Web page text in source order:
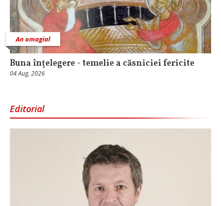
An omagial
Buna înțelegere - temelie a căsniciei fericite
04 Aug, 2026
Editorial